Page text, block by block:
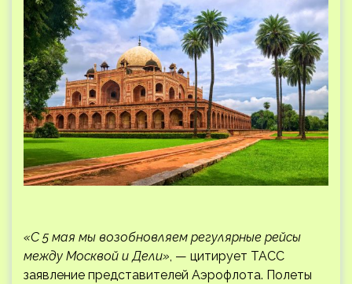
«С 5 мая мы возобновляем регулярные рейсы
между Москвой и Дели», — цитирует ТАСС
заявление представителей Аэрофлота. Полеты